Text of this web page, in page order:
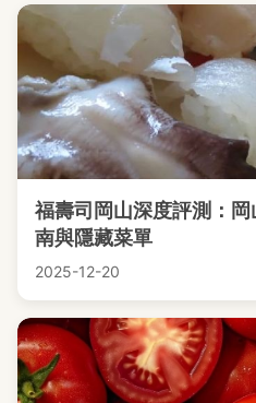
福壽司岡山深度評測：
南與隱藏菜單
2025-12-20